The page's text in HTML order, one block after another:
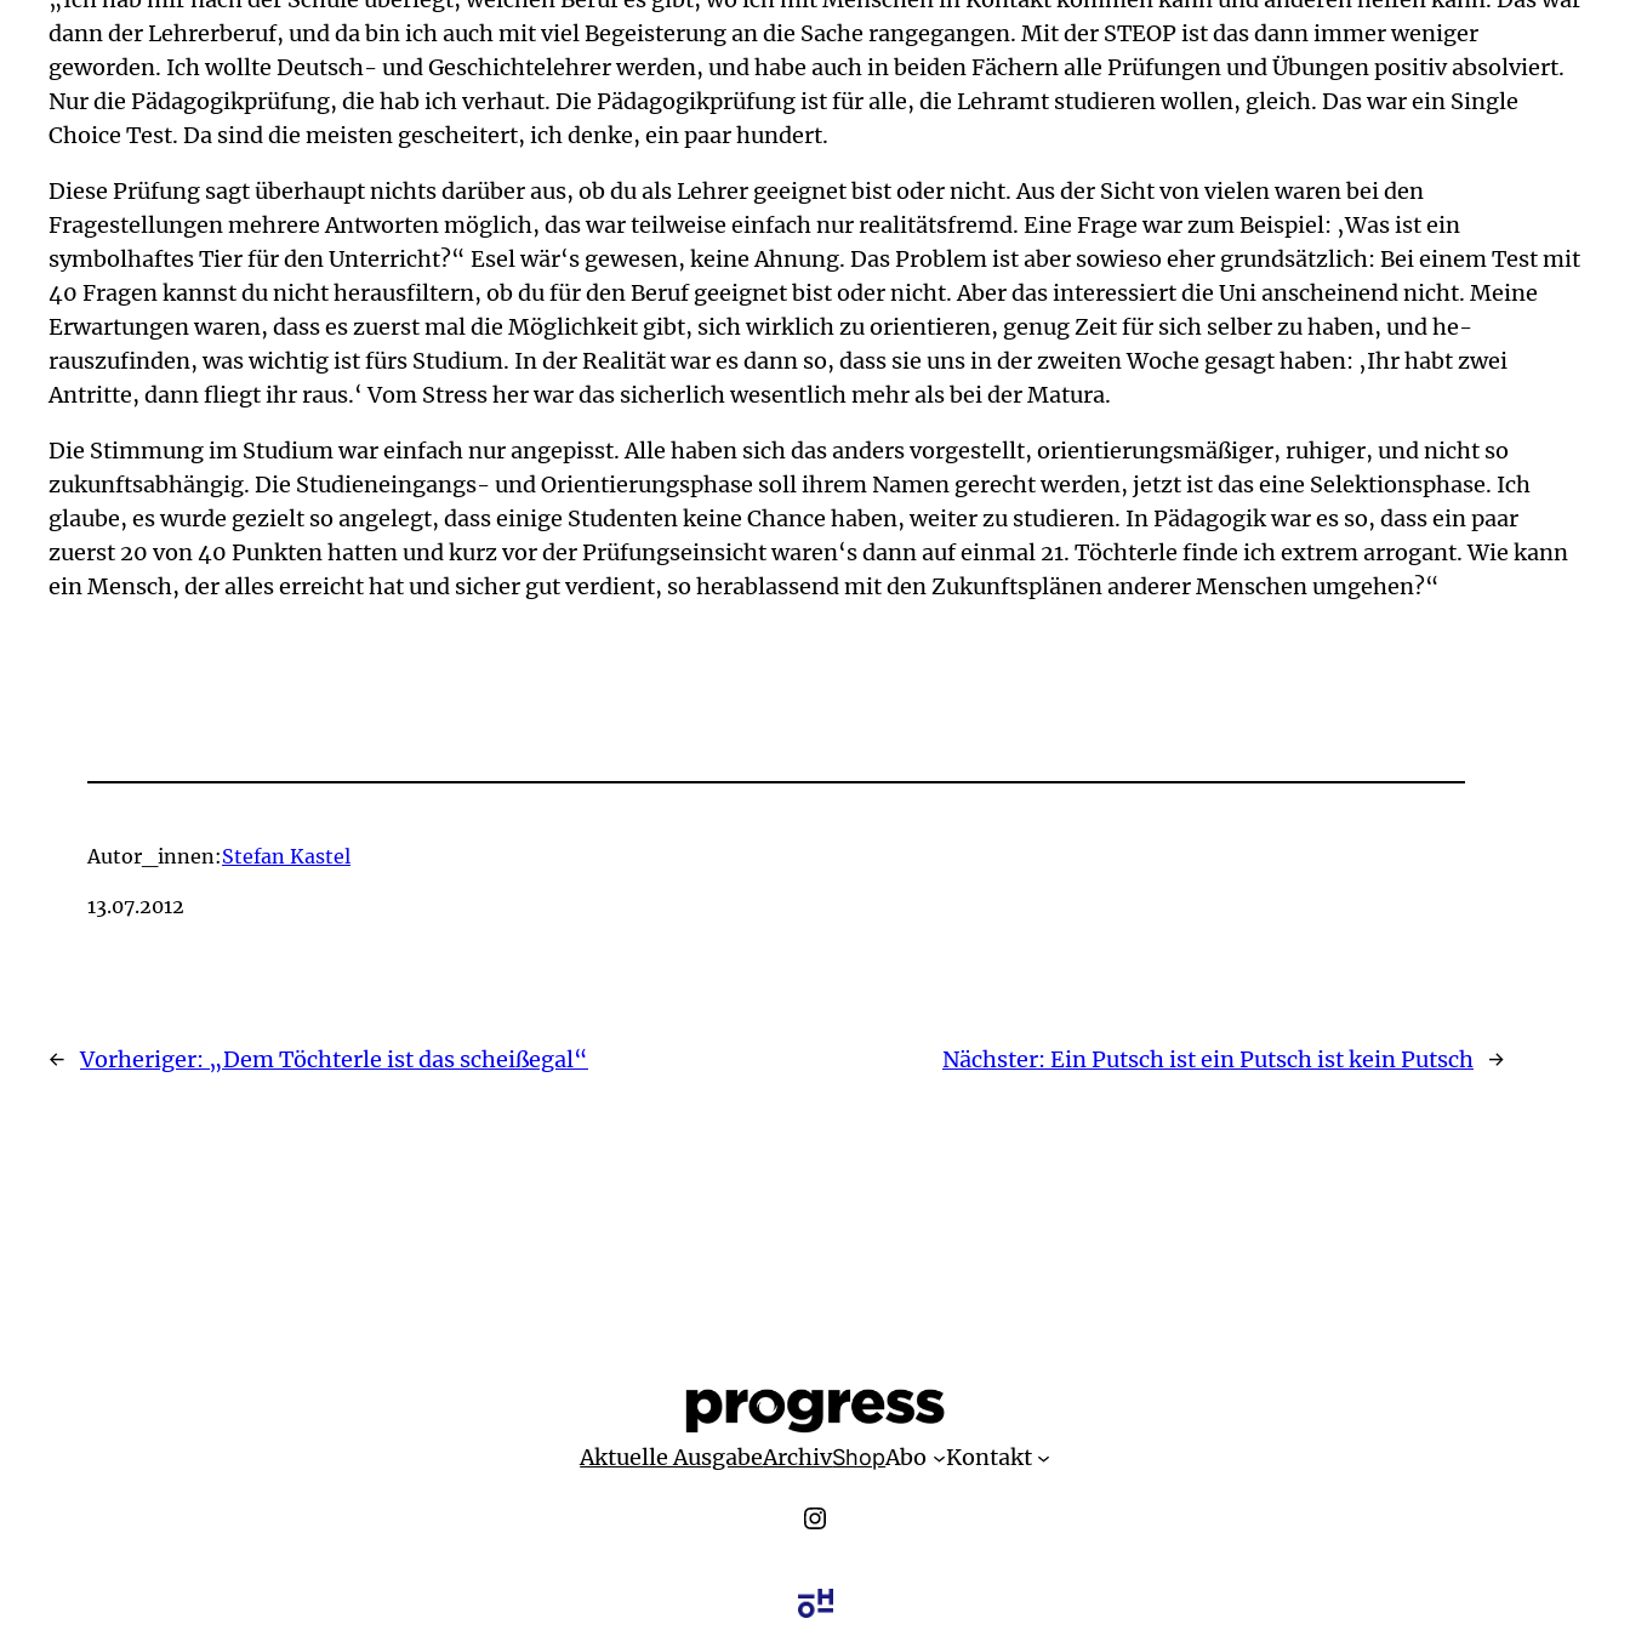
dann der Lehrerberuf, und da bin ich auch mit viel Begeisterung an die Sache rangegangen. Mit der STEOP ist das dann immer weniger
geworden. Ich wollte Deutsch- und Geschichtelehrer werden, und habe auch in beiden Fächern alle Prüfungen und Übungen positiv absolviert.
Nur die Pädagogikprüfung, die hab ich verhaut. Die Pädagogikprüfung ist für alle, die Lehramt studieren wollen, gleich. Das war ein Single
Choice Test. Da sind die meisten gescheitert, ich denke, ein paar hundert.
Diese Prüfung sagt überhaupt nichts darüber aus, ob du als Lehrer geeignet bist oder nicht. Aus der Sicht von vielen waren bei den
Fragestellungen mehrere Antworten möglich, das war teilweise einfach nur realitätsfremd. Eine Frage war zum Beispiel: ‚Was ist ein
symbolhaftes Tier für den Unterricht?“ Esel wär‘s gewesen, keine Ahnung. Das Problem ist aber sowieso eher grundsätzlich: Bei einem Test mit
40 Fragen kannst du nicht herausfiltern, ob du für den Beruf geeignet bist oder nicht. Aber das interessiert die Uni anscheinend nicht. Meine
Erwartungen waren, dass es zuerst mal die Möglichkeit gibt, sich wirklich zu orientieren, genug Zeit für sich selber zu haben, und he-
rauszufinden, was wichtig ist fürs Studium. In der Realität war es dann so, dass sie uns in der zweiten Woche gesagt haben: ‚Ihr habt zwei
Antritte, dann fliegt ihr raus.‘ Vom Stress her war das sicherlich wesentlich mehr als bei der Matura.
Die Stimmung im Studium war einfach nur angepisst. Alle haben sich das anders vorgestellt, orientierungsmäßiger, ruhiger, und nicht so
zukunftsabhängig. Die Studieneingangs- und Orientierungsphase soll ihrem Namen gerecht werden, jetzt ist das eine Selektionsphase. Ich
glaube, es wurde gezielt so angelegt, dass einige Studenten keine Chance haben, weiter zu studieren. In Pädagogik war es so, dass ein paar
zuerst 20 von 40 Punkten hatten und kurz vor der Prüfungseinsicht waren‘s dann auf einmal 21. Töchterle finde ich extrem arrogant. Wie kann
ein Mensch, der alles erreicht hat und sicher gut verdient, so herablassend mit den Zukunftsplänen anderer Menschen umgehen?“
Autor_innen:Stefan Kastel
13.07.2012
← Vorheriger: „Dem Töchterle ist das scheißegal“ Nächster: Ein Putsch ist ein Putsch ist kein Putsch →
Aktuelle AusgabeArchivShopAbo Kontakt
Instagram Progress